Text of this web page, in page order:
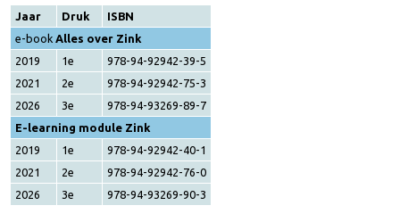
Accreditatie voor 8 E-learning modules opnieuw
31 juli 2026
De accreditatie van 8 E-learning modules van VoedingOnline is opnieuw
verlengd door de StADAP. Voor iedere afgeronde module ontvangen
diëtisten 8...
Jaar Druk ISBN
e-book Alles over Zink
2019 1e 978-94-92942-39-5
2021 2e
978-94-92942-75-3